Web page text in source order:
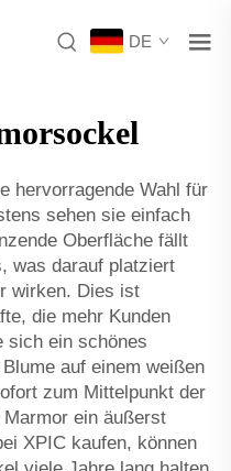
DE
hervorragende Wahl für
sehen sie einfach
Oberfläche fällt
was darauf platziert
wirken. Dies ist
die mehr Kunden
sich ein schönes
auf einem weißen
zum Mittelpunkt der
ein äußerst
XPIC kaufen, können